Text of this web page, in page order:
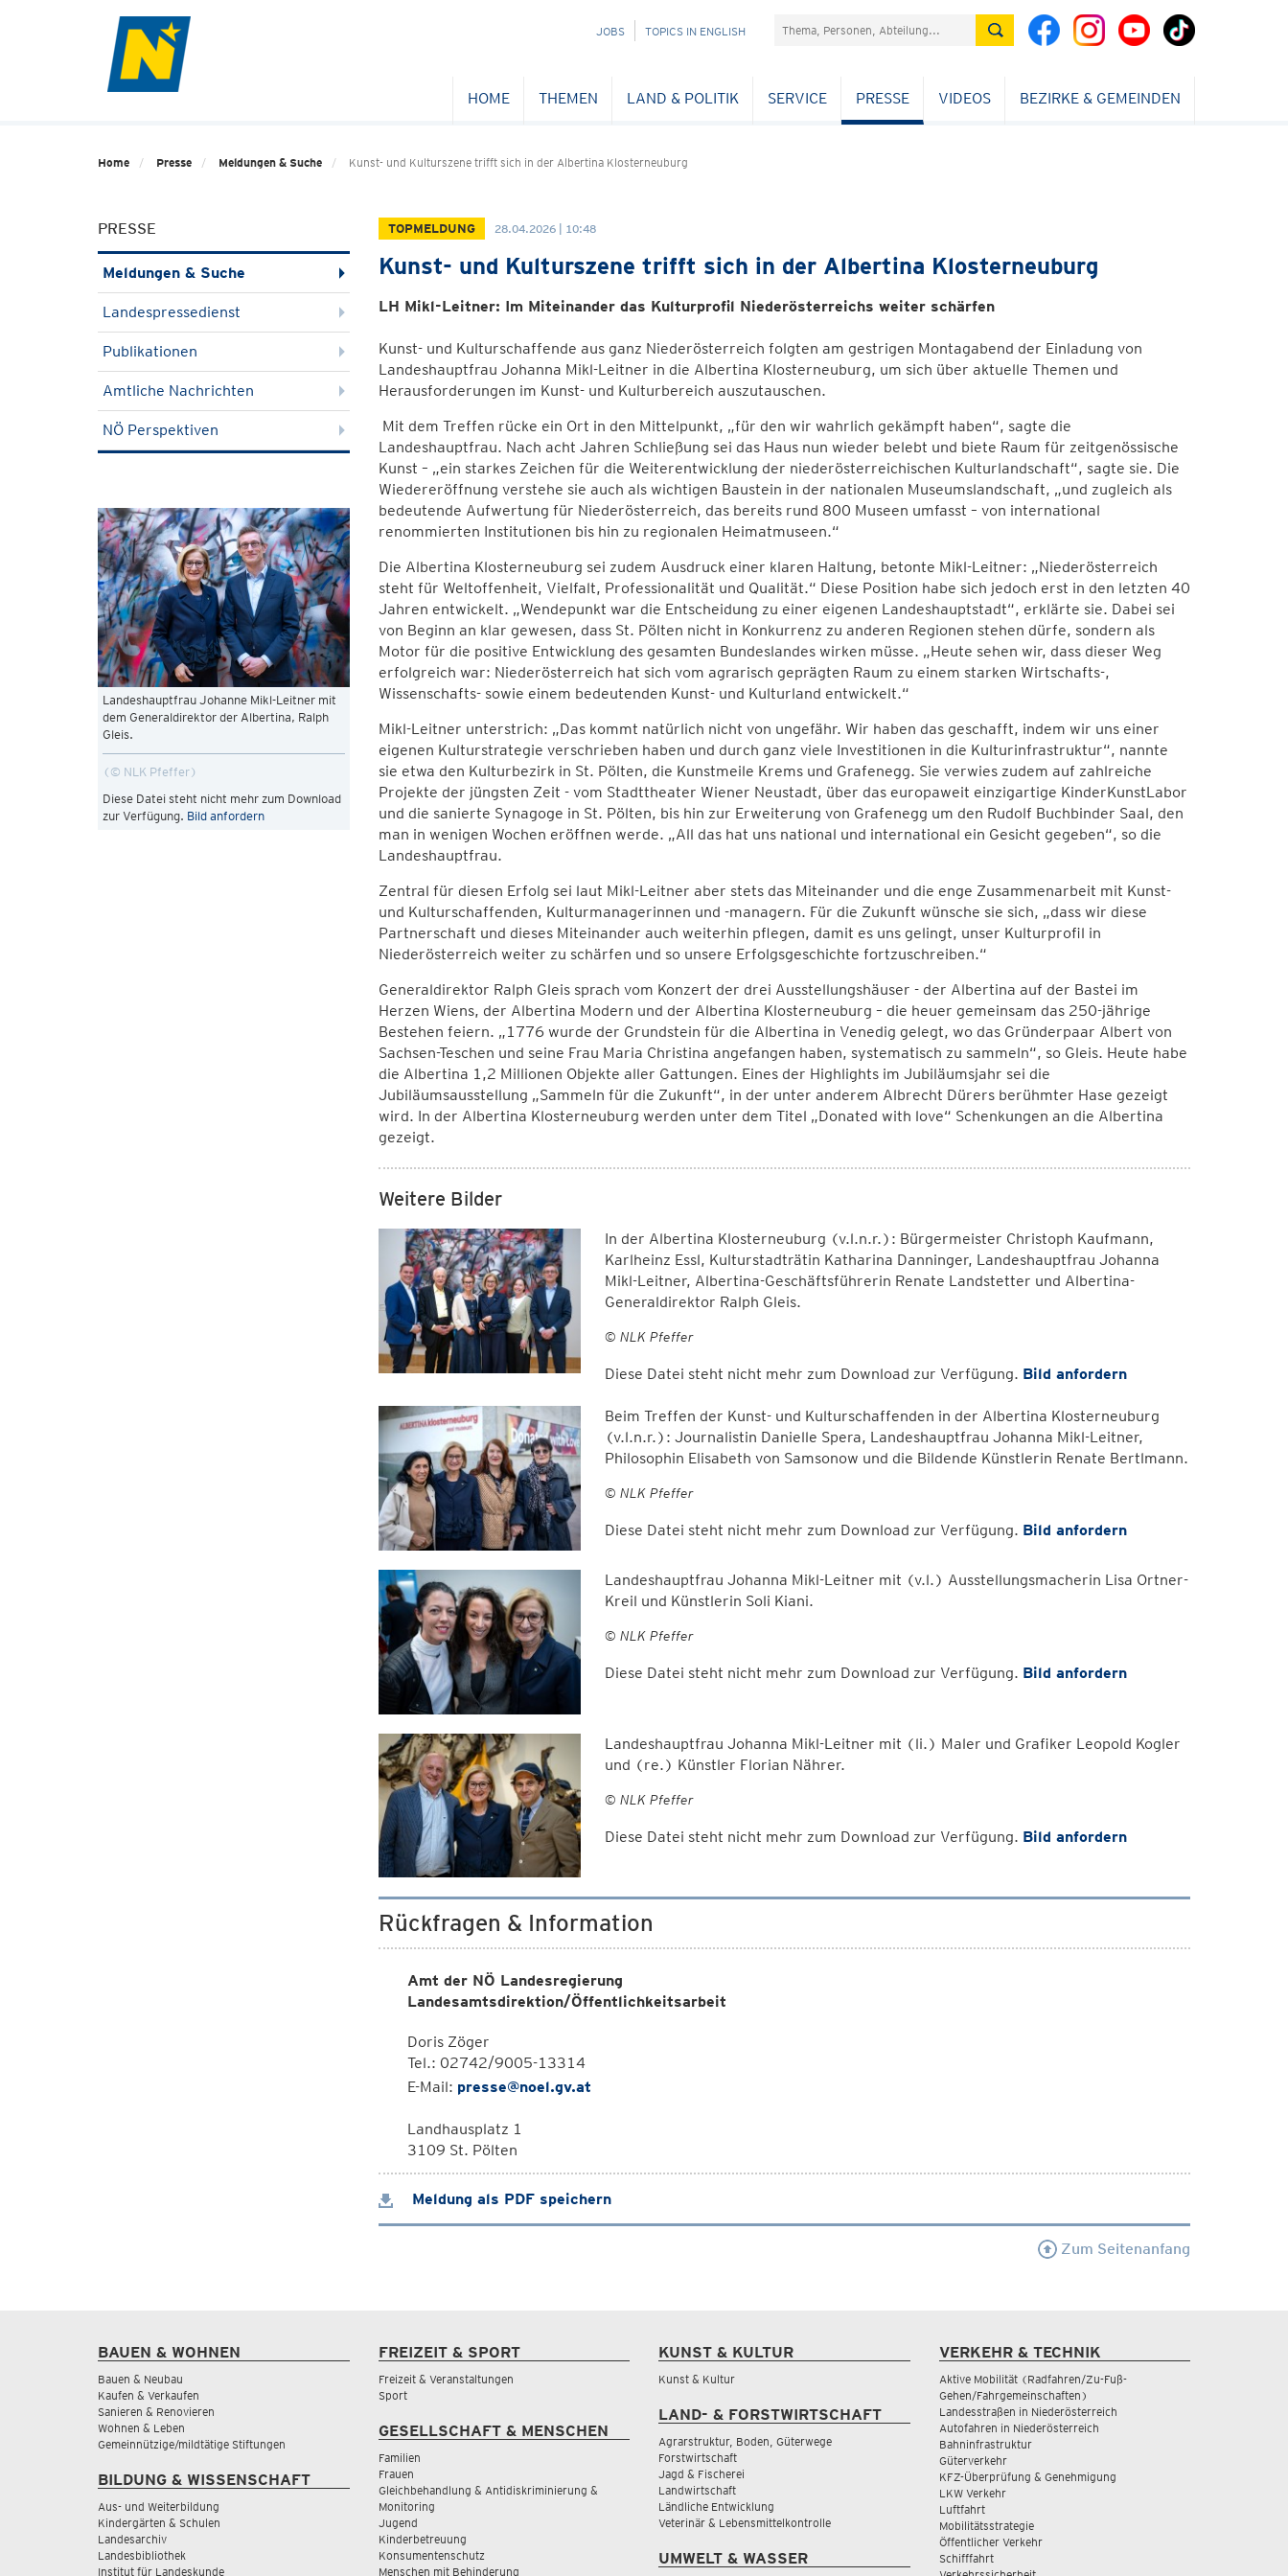
NAVIGATION
JOBS TOPICS IN ENGLISH Suchefeld
HOME THEMEN LAND & POLITIK SERVICE PRESSE VIDEOS BEZIRKE & GEMEINDEN
Home Presse Meldungen & Suche Kunst- und Kulturszene trifft sich in der Albertina Klosterneuburg
PRESSE
Meldungen & Suche
Landespressedienst
Publikationen
Amtliche Nachrichten
NÖ Perspektiven
Landeshauptfrau Johanne Mikl-Leitner mit
dem Generaldirektor der Albertina, Ralph
Gleis.
© NLK Pfeffer
Diese Datei steht nicht mehr zum Download
zur Verfügung. Bild anfordern
TOPMELDUNG 28.04.2026 | 10:48
Kunst- und Kulturszene trifft sich in der Albertina Klosterneuburg
LH Mikl-Leitner: Im Miteinander das Kulturprofil Niederösterreichs weiter schärfen
Kunst- und Kulturschaffende aus ganz Niederösterreich folgten am gestrigen Montagabend der Einladung von
Landeshauptfrau Johanna Mikl-Leitner in die Albertina Klosterneuburg, um sich über aktuelle Themen und
Herausforderungen im Kunst- und Kulturbereich auszutauschen.
Mit dem Treffen rücke ein Ort in den Mittelpunkt, „für den wir wahrlich gekämpft haben“, sagte die
Landeshauptfrau. Nach acht Jahren Schließung sei das Haus nun wieder belebt und biete Raum für zeitgenössische
Kunst – „ein starkes Zeichen für die Weiterentwicklung der niederösterreichischen Kulturlandschaft“, sagte sie. Die
Wiedereröffnung verstehe sie auch als wichtigen Baustein in der nationalen Museumslandschaft, „und zugleich als
bedeutende Aufwertung für Niederösterreich, das bereits rund 800 Museen umfasst – von international
renommierten Institutionen bis hin zu regionalen Heimatmuseen.“
Die Albertina Klosterneuburg sei zudem Ausdruck einer klaren Haltung, betonte Mikl-Leitner: „Niederösterreich
steht für Weltoffenheit, Vielfalt, Professionalität und Qualität.“ Diese Position habe sich jedoch erst in den letzten 40
Jahren entwickelt. „Wendepunkt war die Entscheidung zu einer eigenen Landeshauptstadt“, erklärte sie. Dabei sei
von Beginn an klar gewesen, dass St. Pölten nicht in Konkurrenz zu anderen Regionen stehen dürfe, sondern als
Motor für die positive Entwicklung des gesamten Bundeslandes wirken müsse. „Heute sehen wir, dass dieser Weg
erfolgreich war: Niederösterreich hat sich vom agrarisch geprägten Raum zu einem starken Wirtschafts-,
Wissenschafts- sowie einem bedeutenden Kunst- und Kulturland entwickelt.“
Mikl-Leitner unterstrich: „Das kommt natürlich nicht von ungefähr. Wir haben das geschafft, indem wir uns einer
eigenen Kulturstrategie verschrieben haben und durch ganz viele Investitionen in die Kulturinfrastruktur“, nannte
sie etwa den Kulturbezirk in St. Pölten, die Kunstmeile Krems und Grafenegg. Sie verwies zudem auf zahlreiche
Projekte der jüngsten Zeit - vom Stadttheater Wiener Neustadt, über das europaweit einzigartige KinderKunstLabor
und die sanierte Synagoge in St. Pölten, bis hin zur Erweiterung von Grafenegg um den Rudolf Buchbinder Saal, den
man in wenigen Wochen eröffnen werde. „All das hat uns national und international ein Gesicht gegeben“, so die
Landeshauptfrau.
Zentral für diesen Erfolg sei laut Mikl-Leitner aber stets das Miteinander und die enge Zusammenarbeit mit Kunst-
und Kulturschaffenden, Kulturmanagerinnen und -managern. Für die Zukunft wünsche sie sich, „dass wir diese
Partnerschaft und dieses Miteinander auch weiterhin pflegen, damit es uns gelingt, unser Kulturprofil in
Niederösterreich weiter zu schärfen und so unsere Erfolgsgeschichte fortzuschreiben.“
Generaldirektor Ralph Gleis sprach vom Konzert der drei Ausstellungshäuser - der Albertina auf der Bastei im
Herzen Wiens, der Albertina Modern und der Albertina Klosterneuburg – die heuer gemeinsam das 250-jährige
Bestehen feiern. „1776 wurde der Grundstein für die Albertina in Venedig gelegt, wo das Gründerpaar Albert von
Sachsen-Teschen und seine Frau Maria Christina angefangen haben, systematisch zu sammeln“, so Gleis. Heute habe
die Albertina 1,2 Millionen Objekte aller Gattungen. Eines der Highlights im Jubiläumsjahr sei die
Jubiläumsausstellung „Sammeln für die Zukunft“, in der unter anderem Albrecht Dürers berühmter Hase gezeigt
wird. In der Albertina Klosterneuburg werden unter dem Titel „Donated with love“ Schenkungen an die Albertina
gezeigt.
Weitere Bilder
In der Albertina Klosterneuburg (v.l.n.r.): Bürgermeister Christoph Kaufmann,
Karlheinz Essl, Kulturstadträtin Katharina Danninger, Landeshauptfrau Johanna
Mikl-Leitner, Albertina-Geschäftsführerin Renate Landstetter und Albertina-
Generaldirektor Ralph Gleis.
© NLK Pfeffer
Diese Datei steht nicht mehr zum Download zur Verfügung. Bild anfordern
Beim Treffen der Kunst- und Kulturschaffenden in der Albertina Klosterneuburg
(v.l.n.r.): Journalistin Danielle Spera, Landeshauptfrau Johanna Mikl-Leitner,
Philosophin Elisabeth von Samsonow und die Bildende Künstlerin Renate Bertlmann.
© NLK Pfeffer
Diese Datei steht nicht mehr zum Download zur Verfügung. Bild anfordern
Landeshauptfrau Johanna Mikl-Leitner mit (v.l.) Ausstellungsmacherin Lisa Ortner-
Kreil und Künstlerin Soli Kiani.
© NLK Pfeffer
Diese Datei steht nicht mehr zum Download zur Verfügung. Bild anfordern
Landeshauptfrau Johanna Mikl-Leitner mit (li.) Maler und Grafiker Leopold Kogler
und (re.) Künstler Florian Nährer.
© NLK Pfeffer
Diese Datei steht nicht mehr zum Download zur Verfügung. Bild anfordern
Rückfragen & Information
Amt der NÖ Landesregierung
Landesamtsdirektion/Öffentlichkeitsarbeit
Doris Zöger
Tel.: 02742/9005-13314
E-Mail: presse@noel.gv.at
Landhausplatz 1
3109 St. Pölten
Meldung als PDF speichern
Zum Seitenanfang
BAUEN & WOHNEN
Bauen & Neubau
Kaufen & Verkaufen
Sanieren & Renovieren
Wohnen & Leben
Gemeinnützige/mildtätige Stiftungen
BILDUNG & WISSENSCHAFT
Aus- und Weiterbildung
Kindergärten & Schulen
Landesarchiv
Landesbibliothek
Institut für Landeskunde
FREIZEIT & SPORT
Freizeit & Veranstaltungen
Sport
GESELLSCHAFT & MENSCHEN
Familien
Frauen
Gleichbehandlung & Antidiskriminierung &
Monitoring
Jugend
Kinderbetreuung
Konsumentenschutz
Menschen mit Behinderung
KUNST & KULTUR
Kunst & Kultur
LAND- & FORSTWIRTSCHAFT
Agrarstruktur, Boden, Güterwege
Forstwirtschaft
Jagd & Fischerei
Landwirtschaft
Ländliche Entwicklung
Veterinär & Lebensmittelkontrolle
UMWELT & WASSER
VERKEHR & TECHNIK
Aktive Mobilität (Radfahren/Zu-Fuß-
Gehen/Fahrgemeinschaften)
Landesstraßen in Niederösterreich
Autofahren in Niederösterreich
Bahninfrastruktur
Güterverkehr
KFZ-Überprüfung & Genehmigung
LKW Verkehr
Luftfahrt
Mobilitätsstrategie
Öffentlicher Verkehr
Schifffahrt